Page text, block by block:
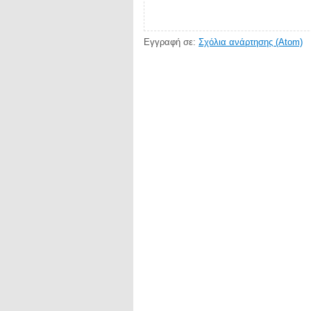
Εγγραφή σε: Σχόλια ανάρτησης (Atom)